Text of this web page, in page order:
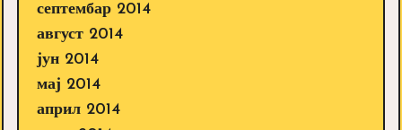
септембар 2014
август 2014
јун 2014
мај 2014
април 2014